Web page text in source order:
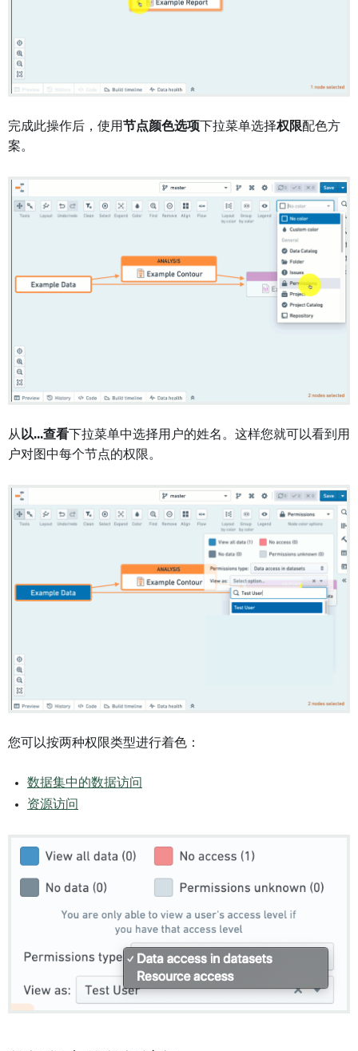
完成此操作后，使用节点颜色选项 下拉菜单选择权限配色方
案。
从 以...查看 下拉菜单中选择用户的姓名。这样您就可以看到用
户对图中每个节点的权限。
您可以按两种权限类型进行着色：
数据集中的数据访问
资源访问